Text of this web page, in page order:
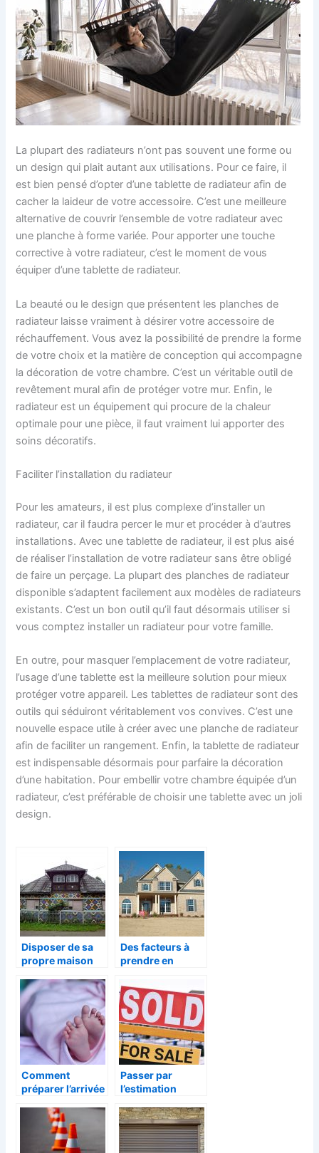
La plupart des radiateurs n’ont pas souvent une forme ou
un design qui plait autant aux utilisations. Pour ce faire, il
est bien pensé d’opter d’une tablette de radiateur afin de
cacher la laideur de votre accessoire. C’est une meilleure
alternative de couvrir l’ensemble de votre radiateur avec
une planche à forme variée. Pour apporter une touche
corrective à votre radiateur, c’est le moment de vous
équiper d’une tablette de radiateur.
La beauté ou le design que présentent les planches de
radiateur laisse vraiment à désirer votre accessoire de
réchauffement. Vous avez la possibilité de prendre la forme
de votre choix et la matière de conception qui accompagne
la décoration de votre chambre. C’est un véritable outil de
revêtement mural afin de protéger votre mur. Enfin, le
radiateur est un équipement qui procure de la chaleur
optimale pour une pièce, il faut vraiment lui apporter des
soins décoratifs.
Faciliter l’installation du radiateur
Pour les amateurs, il est plus complexe d’installer un
radiateur, car il faudra percer le mur et procéder à d’autres
installations. Avec une tablette de radiateur, il est plus aisé
de réaliser l’installation de votre radiateur sans être obligé
de faire un perçage. La plupart des planches de radiateur
disponible s’adaptent facilement aux modèles de radiateurs
existants. C’est un bon outil qu’il faut désormais utiliser si
vous comptez installer un radiateur pour votre famille.
En outre, pour masquer l’emplacement de votre radiateur,
l’usage d’une tablette est la meilleure solution pour mieux
protéger votre appareil. Les tablettes de radiateur sont des
outils qui séduiront véritablement vos convives. C’est une
nouvelle espace utile à créer avec une planche de radiateur
afin de faciliter un rangement. Enfin, la tablette de radiateur
est indispensable désormais pour parfaire la décoration
d’une habitation. Pour embellir votre chambre équipée d’un
radiateur, c’est préférable de choisir une tablette avec un joli
design.
Disposer de sa
propre maison
Des facteurs à
prendre en
choix d’une
maison
Comment
préparer l’arrivée
Passer par
l’estimation
ligne